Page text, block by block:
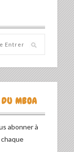
MBOA
abonner à